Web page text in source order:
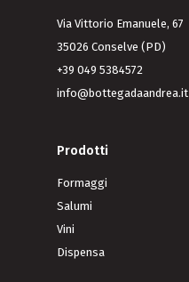
Via Vittorio Emanuele, 67
35026 Conselve (PD)
+39 049 5384572
info@bottegadaandrea.it
Prodotti
Formaggi
Salumi
Vini
Dispensa